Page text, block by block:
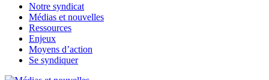
Notre syndicat
Médias et nouvelles
Ressources
Enjeux
Moyens d’action
Se syndiquer